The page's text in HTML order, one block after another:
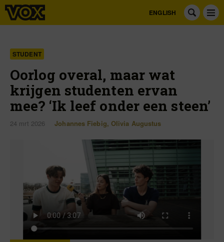
ENGLISH
STUDENT
Oorlog overal, maar wat
krijgen studenten ervan
mee? ‘Ik leef onder een steen’
24 mrt 2026 Johannes Fiebig, Olivia Augustus